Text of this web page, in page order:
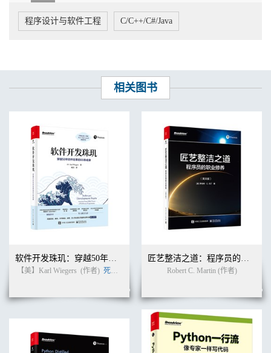
程序设计与软件工程 C/C++/C#/Java
相关图书
【美】Karl Wiegers (作者) 死月 Robert C. Martin (作者)